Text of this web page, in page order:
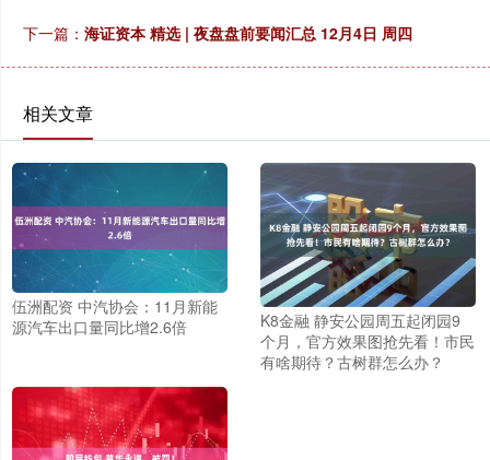
下一篇： 海证资本 精选 | 夜盘盘前要闻汇总 12月4日 周四
相关文章
伍洲配资 中汽协会：11月新能
源汽车出口量同比增2.6倍
K8金融 静安公园周五起闭园9
个月，官方效果图抢先看！市民
有啥期待？古树群怎么办？